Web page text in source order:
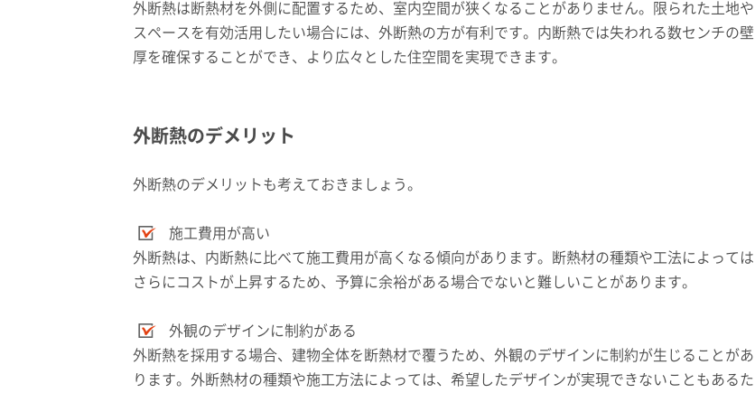
外断熱は断熱材を外側に配置するため、室内空間が狭くなることがありません。限られた土地や
スペースを有効活用したい場合には、外断熱の方が有利です。内断熱では失われる数センチの壁
厚を確保することができ、より広々とした住空間を実現できます。
外断熱のデメリット
外断熱のデメリットも考えておきましょう。
施工費用が高い
外断熱は、内断熱に比べて施工費用が高くなる傾向があります。断熱材の種類や工法によっては
さらにコストが上昇するため、予算に余裕がある場合でないと難しいことがあります。
外観のデザインに制約がある
外断熱を採用する場合、建物全体を断熱材で覆うため、外観のデザインに制約が生じることがあ
ります。外断熱材の種類や施工方法によっては、希望したデザインが実現できないこともあるた